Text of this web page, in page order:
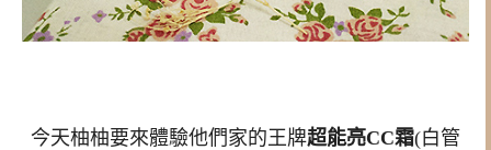
今天柚柚要來體驗他們家的王牌超能亮CC霜(白管